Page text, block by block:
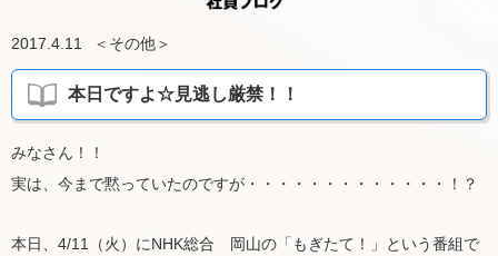
2017.4.11 ＜ その他＞
本日ですよ☆見逃し厳禁！！
みなさん！！
実は、今まで黙っていたのですが・・・・・・・・・・・・・！？
本日、4/11（火）にNHK総合 岡山の「もぎたて！」という番組で